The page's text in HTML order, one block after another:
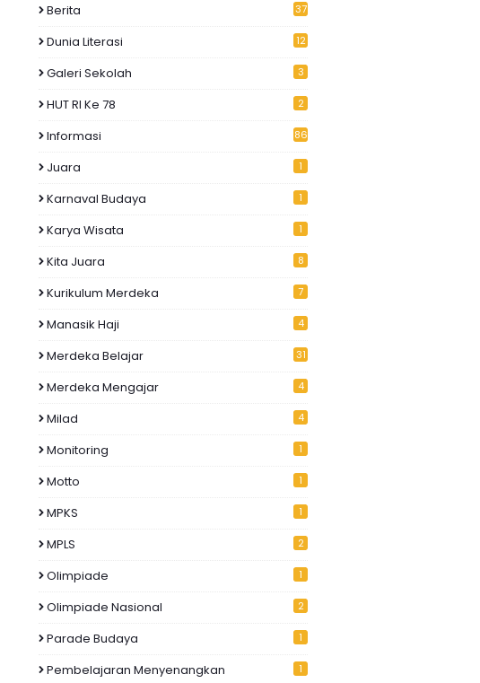
Berita 37
Dunia Literasi 12
Galeri Sekolah 3
HUT RI Ke 78 2
Informasi 86
Juara 1
Karnaval Budaya 1
Karya Wisata 1
Kita Juara 8
Kurikulum Merdeka 7
Manasik Haji 4
Merdeka Belajar 31
Merdeka Mengajar 4
Milad 4
Monitoring 1
Motto 1
MPKS 1
MPLS 2
Olimpiade 1
Olimpiade Nasional 2
Parade Budaya 1
Pembelajaran Menyenangkan 1